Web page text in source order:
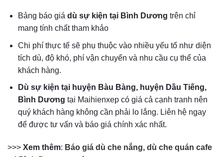
Bảng báo giá dù sự kiện tại Bình Dương trên chỉ
mang tính chất tham khảo
Chi phí thực tế sẽ phụ thuộc vào nhiều yếu tố như diện
tích dù, độ khó, phí vận chuyển và nhu cầu cụ thể của
khách hàng.
Dù sự kiện tại huyện Bàu Bàng, huyện Dầu Tiếng,
Bình Dương tại Maihienxep có giá cả cạnh tranh nên
quý khách hàng không cần phải lo lắng. Liên hệ ngay
để được tư vấn và báo giá chính xác nhất.
>>> Xem thêm: Báo giá dù che nắng, dù che quán cafe